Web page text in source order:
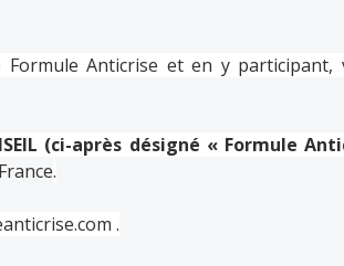
Anticrise et en y participant,
(ci-après désigné « Formule
.
.